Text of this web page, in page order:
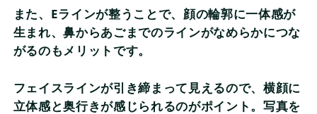
また、Eラインが整うことで、顔の輪郭に一体感が
生まれ、鼻からあごまでのラインがなめらかにつな
がるのもメリットです。
フェイスラインが引き締まって見えるので、横顔に
立体感と奥行きが感じられるのがポイント。写真を